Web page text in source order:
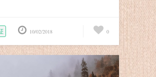
10/02/2018 0